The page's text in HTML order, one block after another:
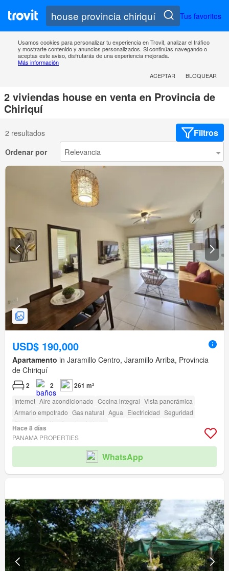
Tus favoritos
Usamos cookies para personalizar tu experiencia en Trovit, analizar el tráfico
y mostrarte contenido y anuncios personalizados. Si continúas navegando o
aceptas este aviso, disfrutarás de una experiencia mejorada.
Más información
ACEPTAR
BLOQUEAR
2 viviendas house en venta en Provincia de
Chiriquí
2 resultados Filtros
Ordenar por
USD$ 190,000
Apartamento in Jaramillo Centro, Jaramillo Arriba, Provincia
de Chiriquí
2 2 261 m²
Internet Aire acondicionado Cocina integral Vista panorámica
Armario empotrado Gas natural Agua Electricidad Seguridad
Piscina
Jardín Cancha de tenis
Hace 8 días
PANAMA PROPERTIES
WhatsApp